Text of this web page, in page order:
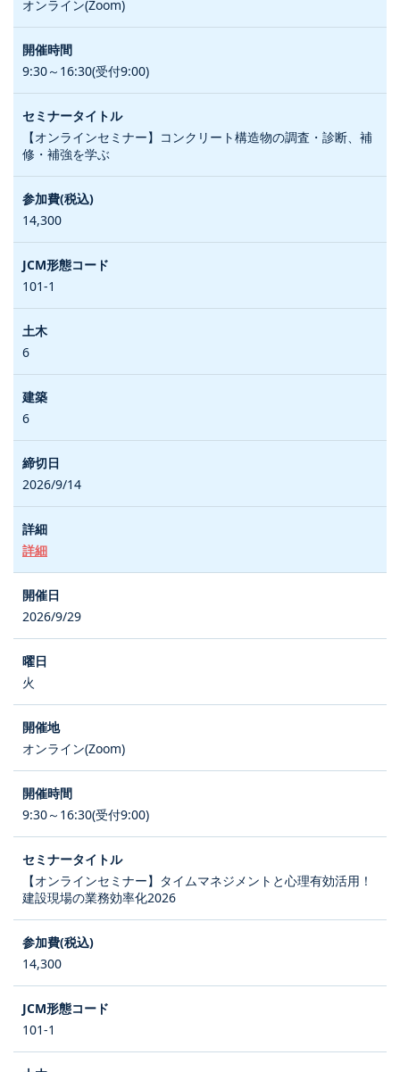
オンライン(Zoom)
9:30～16:30(受付9:00)
【オンラインセミナー】コンクリート構造物の調査・診断、補
修・補強を学ぶ
14,300
101-1
6
6
2026/9/14
詳細
2026/9/29
火
オンライン(Zoom)
9:30～16:30(受付9:00)
【オンラインセミナー】タイムマネジメントと心理有効活用！
建設現場の業務効率化2026
14,300
101-1